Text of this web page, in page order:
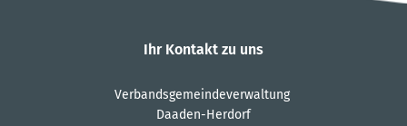
Ihr Kontakt zu uns
Verbandsgemeindeverwaltung
Daaden-Herdorf